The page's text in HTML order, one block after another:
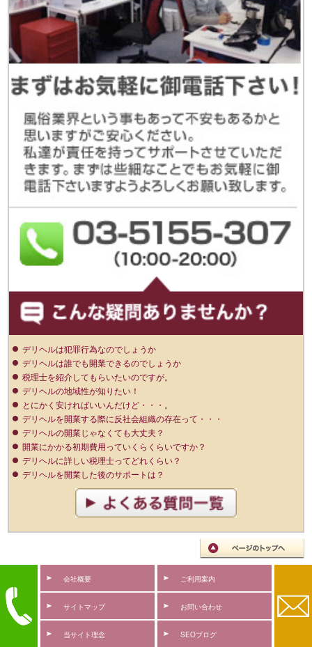
デリヘルは犯罪行為なのでしょうか
デリヘルは誰でも開業できるのでしょうか
税理士を紹介してもらいたいのですが。
デリヘルの地域性が知りたい！
とにかく安ければいいんだけど・・・。
デリヘルを開業する際に反社会組織の存在って・・・
デリヘルの開業じゃなくても大丈夫？
開業にかかる初期費用っていくらくらいですか？
デリヘルに詳しい税理士ってどれくらい？
デリヘルを開業した後のサポートは？
会社概要 ご利用案内
サイトマップ お問い合わせ
当サイト理念 SEOブログ